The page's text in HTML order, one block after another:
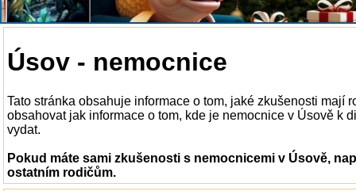
Úsov - nemocnice
Tato stránka obsahuje informace o tom, jaké zkušenosti mají
obsahovat jak informace o tom, kde je nemocnice v Úsově k
vydat.
Pokud máte sami zkušenosti s nemocnicemi v Úsově,
ostatním rodičům.